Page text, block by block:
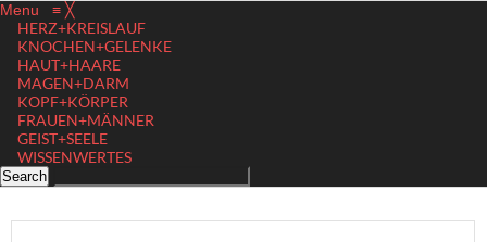
Menu ≡ ╳
HERZ+KREISLAUF
KNOCHEN+GELENKE
HAUT+HAARE
MAGEN+DARM
KOPF+KÖRPER
FRAUEN+MÄNNER
GEIST+SEELE
WISSENWERTES